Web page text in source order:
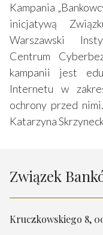
Kampania
inicjatywą
Warszawski
Centrum
kampanii jest
Internetu w
ochrony przed
Katarzyna
Związek
Kruczkowskiego 8,